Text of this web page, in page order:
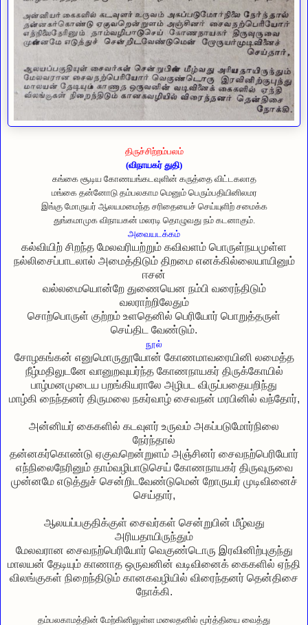
திருச்சிற்றம்பலம்
(விநாயகர் துதி)
கங்கை சூடிய கோணயங்கடவுளின் கருத்தை விட்டகலாத
மங்கை தன்னோடு தம்பலகாம மெனும் பெரும்பதியினிலமர
இங்கு மோருயர் ஆலயமமைந்த சரிதையைச் செய்யுளிற் சமைக்க
துங்கமாமுக விநாயகன் மலரடி தொழுவது நம் கடனாகும்.
அவையடக்கம்
கல்வியிற் சிறந்த மேலவரியற்றும் கவிவளம் பொருள்நயமுள்ள
நல்லிசைப்பாடலால் அமைத்திடும் திறமை எனக்கில்லையாயினும்
ஈசன்
வல்லமையொன்றே துணையென நம்பி வரைந்திடும்
வலராற்றிலேதும்
சொற்பொருள் குற்றம் உளதெனில் பெரியோர் பொறுத்தருள்
செய்திட வேண்டும்.
நூல்
சோழகங்கன் எனுமொருதூயோன் கோணமாவரையினி லமைத்த
நீழ்மதிலுடனே வானுறவுயர்ந்த கோணநாயகர் திருக்கோயில்
பாழ்மனமுடைய பறங்கியராலே அழிபட விருப்பதையறிந்து
மாழ்கி நைந்தனர் திருமலை நகர்வாழ் சைவநன் மரபினில் வந்தோர்,
அன்னியர் கைகளில் கடவுளர் உருவம் அகப்படுமோர்நிலை
நேர்ந்தால்
தன்னகர்கொண்டு ஏகுவறென்றுளம் அஞ்சினர் சைவநற்பெரியோர்
எந்நிலைநேரினும் தாம்வழிபாடுசெய் கோணநாயகர் திருவுருவை
முன்னமே எடுத்துச் சென்றிடவேண்டுமென் றோருயர் முடிவினைச்
செய்தார்,
ஆலயப்பகுதிக்குள் சைவர்கள் சென்றுபின் மீழ்வது
அரியதாயிருந்தும்
மேலவரான சைவநற்பெரியோர் வெகுண்டொரு இரவினிற்புகுந்து
மாலயன் தேடியும் காணாத ஒருவனின் வடிவினைக் கைகளில் ஏந்தி
விலங்குகள் நிறைந்திடும் கானகவழியில் விரைந்தனர் தென்திசை
நோக்கி.
தம்பலகாமத்தின் மேற்கினிலுள்ள மலைதனில் மூர்த்தியை வைத்து